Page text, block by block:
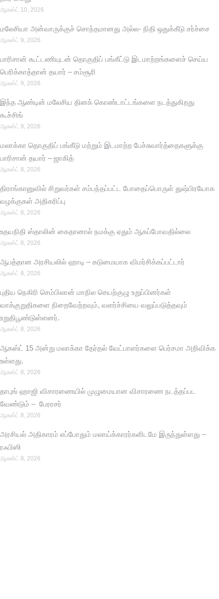
ஆகஸ்ட் 10, 2026
மலேசியா அன்வாருக்குச் சொந்தமானது அல்ல- நிதி ஒதுக்கீடு சர்ச்சை
ஆகஸ்ட் 9, 2026
பாரிசான் கூட்டணியுடன் தொகுதிப் பங்கீட்டு இடமாற்றங்களைச் செய்ய
பெரிக்காத்தான் தயார் – சம்சூரி
ஆகஸ்ட் 9, 2026
இந்த ஆண்டின் மலேசிய தினக் கொண்டாட்டங்களை நடத்துகிறது
கூச்சிங்
ஆகஸ்ட் 9, 2026
மலாக்கா தொகுதிப் பங்கீடு மற்றும் இடமாற்ற பேச்சுவார்த்தைகளுக்கு
பாரிசான் தயார் – ஜாகித்
ஆகஸ்ட் 8, 2026
திராங்கானுவில் சிறுவர்கள் சம்பந்தப்பட்ட போதைப்பொருள் துஷ்பிரயோக
வழக்குகள் அதிகரிப்பு
ஆகஸ்ட் 8, 2026
உதயநிதி ஸ்தாலின் கைதானால் நமக்கு ஏதும் ஆகப்போவதில்லை
ஆகஸ்ட் 8, 2026
ஆபத்தான அரசியலில் ஹாடி – கடுமையாக விமர்சிக்கப்பட்டார்
ஆகஸ்ட் 8, 2026
புதிய நெகிரி செம்பிலான் மாநில செயற்குழு உறுப்பினர்கள்
வாக்குறுதிகளை நிறைவேற்றவும், வளர்ச்சியை வலுப்படுத்தவும்
உறுதிபூண்டுள்ளனர்.
ஆகஸ்ட் 8, 2026
ஆகஸ்ட் 15 அன்று மலாக்கா தேர்தல் வேட்பாளர்களை பெர்சமா அறிவிக்க
உள்ளது.
ஆகஸ்ட் 8, 2026
தாபுங் ஹாஜி விசாரணையில் முழுமையான விசாரணை நடத்தப்பட
வேண்டும் – பேரரசர்
ஆகஸ்ட் 8, 2026
அரசியல் அதிகாரம் எப்போதும் மலாய்க்காரர்களிடமே இருந்துள்ளது –
ரஃபிஸி
ஆகஸ்ட் 8, 2026